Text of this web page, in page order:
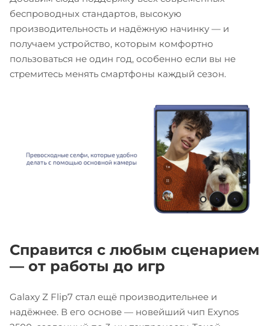
беспроводных стандартов, высокую
производительность и надёжную начинку — и
получаем устройство, которым комфортно
пользоваться не один год, особенно если вы не
стремитесь менять смартфоны каждый сезон.
Справится с любым сценарием
— от работы до игр
Galaxy Z Flip7 стал ещё производительнее и
надёжнее. В его основе — новейший чип Exynos